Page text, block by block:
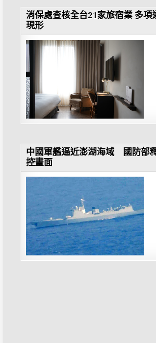
消保處查核全台21家旅宿業 多項
現形
中國軍艦逼近澎湖海域 國防部
控畫面